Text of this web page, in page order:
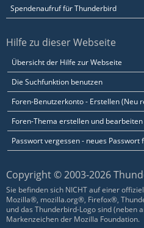
Spendenaufruf für Thunderbird
Hilfe zu dieser Webseite
Übersicht der Hilfe zur Webseite
Die Suchfunktion benutzen
Foren-Benutzerkonto - Erstellen (Neu
Foren-Thema erstellen und bearbeiten
Passwort vergessen - neues Passwort
Copyright © 2003-2026
Sie befinden sich NICHT auf einer
Mozilla®, mozilla.org®, Firefox®,
und das Thunderbird-Logo sind (neben
Markenzeichen der Mozilla Foundation.